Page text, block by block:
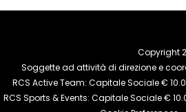
Copyright
Soggette ad attività di direzione e
RCS Active Team: Capitale Sociale €
RCS Sports & Events: Capitale Sociale €